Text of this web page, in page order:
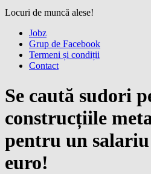
Locuri de muncă alese!
Meniu Jobz
Grup de Facebook
Termeni și condiții
Contact
Se caută sudori
construcțiile
pentru un salariu
euro!